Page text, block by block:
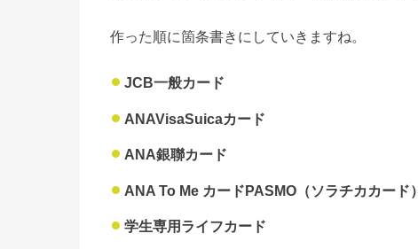
作った順に箇条書きにしていきますね。
JCB一般カード
ANAVisaSuicaカード
ANA銀聯カード
ANA To Me カードPASMO（ソラチカカード）
学生専用ライフカード